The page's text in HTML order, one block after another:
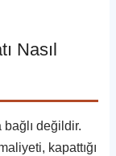
Nasıl
bağlı değildir.
kapattığı